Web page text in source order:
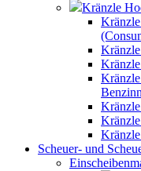
Kränzle
Scheuer- und